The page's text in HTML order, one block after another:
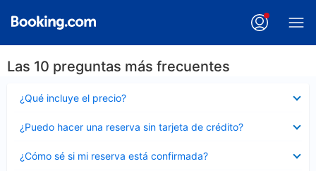
Las 10 preguntas más frecuentes
¿Qué incluye el precio?
cerrado
¿Puedo hacer una reserva sin tarjeta de crédito?
cerrado
¿Cómo sé si mi reserva está confirmada?
cerrado